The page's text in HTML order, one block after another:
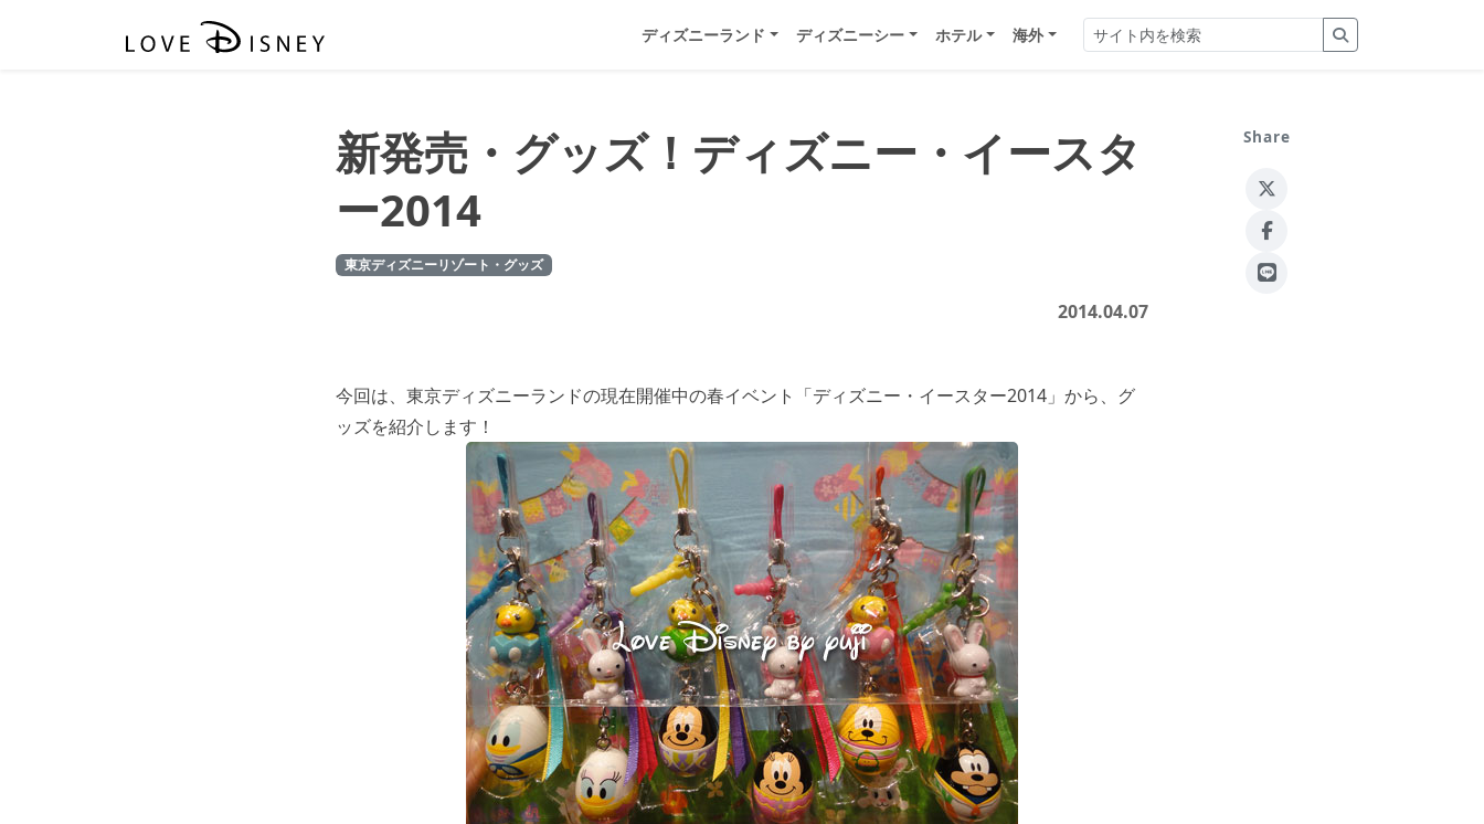
ディズニーランド ディズニーシー ホテル 海外
新発売・グッズ！ディズニー・イースタ
ー2014
東京ディズニーリゾート・グッズ
2014.04.07
今回は、東京ディズニーランドの現在開催中の春イベント「ディズニー・イースター2014」から、グ
ッズを紹介します！
Share